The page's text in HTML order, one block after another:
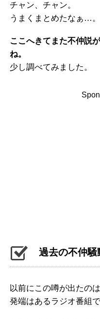
チャン、チャン。
うまくまとめたなぁ…
ここへきてまた不仲説
ね。
少し調べてみました。
過去の不仲騒
以前にこの噂が出たの
発端はあるラジオ番組